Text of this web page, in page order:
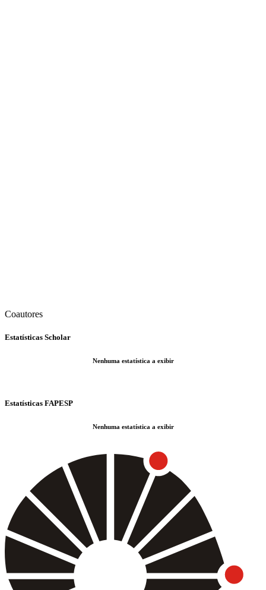
Coautores
Estatísticas Scholar
Nenhuma estatística a exibir
Estatísticas FAPESP
Nenhuma estatística a exibir